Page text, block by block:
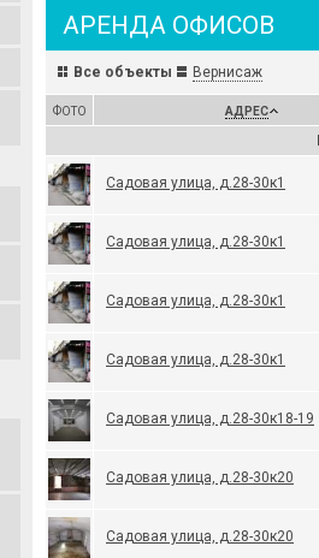
АРЕНДА ОФИСОВ
Все объекты Вернисаж
ФОТО АДРЕС
Садовая улица, д.28-30к1
Садовая улица, д.28-30к1
Садовая улица, д.28-30к1
Садовая улица, д.28-30к1
Садовая улица, д.28-30к18-19
Садовая улица, д.28-30к20
Садовая улица, д.28-30к20